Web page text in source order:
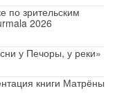
по зрительским
2026
у Печоры, у реки»
книги Матрёны